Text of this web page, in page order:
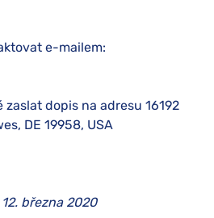
e-mailem:
zaslat dopis na adresu 16192
DE 19958, USA
března 2020